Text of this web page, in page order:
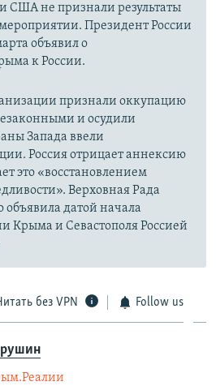
США не признали результаты
Президент России
объявил о
к России.
признали оккупацию
и осудили
Запада ввели
Россия отрицает аннексию
это «восстановлением
Верховная Рада
датой начала
Крыма и Севастополя Россией
без VPN Follow us